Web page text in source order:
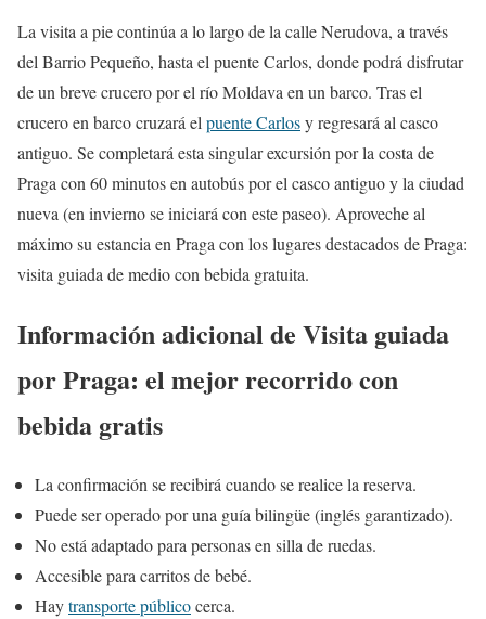
La visita a pie continúa a lo largo de la calle Nerudova, a través
del Barrio Pequeño, hasta el puente Carlos, donde podrá disfrutar
de un breve crucero por el río Moldava en un barco. Tras el
crucero en barco cruzará el puente Carlosy regresará al casco
antiguo. Se completará esta singular excursión por la costa de
Praga con 60 minutos en autobús por el casco antiguo y la ciudad
nueva (en invierno se iniciará con este paseo). Aproveche al
máximo su estancia en Praga con los lugares destacados de Praga:
visita guiada de medio con bebida gratuita.
Información adicional de Visita guiada
por Praga: el mejor recorrido con
bebida gratis
La confirmación se recibirá cuando se realice la reserva.
Puede ser operado por una guía bilingüe (inglés garantizado).
No está adaptado para personas en silla de ruedas.
Accesible para carritos de bebé.
Haytransporte públicocerca.